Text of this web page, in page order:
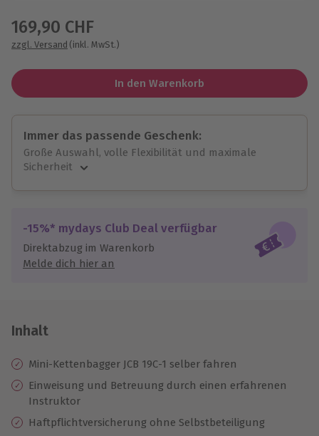
169,90 CHF
zzgl. Versand (inkl. MwSt.)
In den Warenkorb
Immer das passende Geschenk:
Große Auswahl, volle Flexibilität und maximale
Sicherheit
Jeder Gutschein für alle Erlebnisse einlösbar.
Maximale Sicherheit
10 Jahre gültig & verlängerbar.
-15%* mydays Club Deal verfügbar
Direktabzug im Warenkorb
Melde dich hier an
Inhalt
Mini-Kettenbagger JCB 19C-1 selber fahren
Einweisung und Betreuung durch einen erfahrenen
Instruktor
Haftpflichtversicherung ohne Selbstbeteiligung